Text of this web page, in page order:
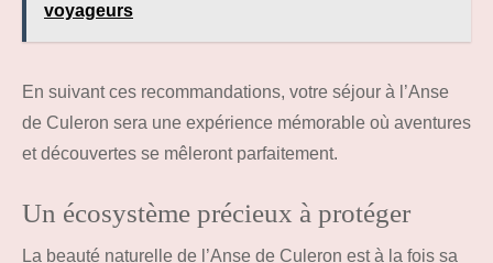
voyageurs
En suivant ces recommandations, votre séjour à l’Anse
de Culeron sera une expérience mémorable où aventures
et découvertes se mêleront parfaitement.
Un écosystème précieux à protéger
La beauté naturelle de l’Anse de Culeron est à la fois sa